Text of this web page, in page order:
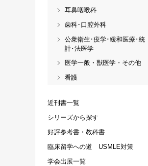
耳鼻咽喉科
歯科･口腔外科
公衆衛生･疫学･緩和医療･統
計･法医学
医学一般・獣医学・その他
看護
近刊書一覧
シリーズから探す
好評参考書・教科書
臨床留学への道 USMLE対策
学会出展一覧